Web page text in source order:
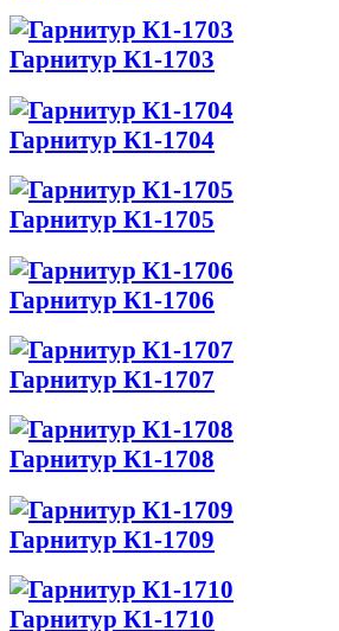
Гарнитур К1-1703
Гарнитур К1-1704
Гарнитур К1-1705
Гарнитур К1-1706
Гарнитур К1-1707
Гарнитур К1-1708
Гарнитур К1-1709
Гарнитур К1-1710